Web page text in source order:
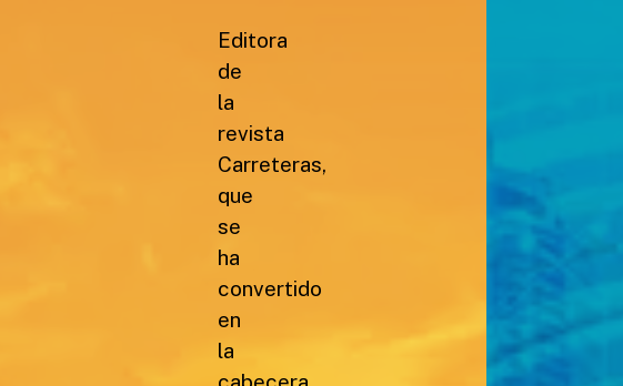
Editora
de
la
revista
Carreteras,
que
se
ha
convertido
en
la